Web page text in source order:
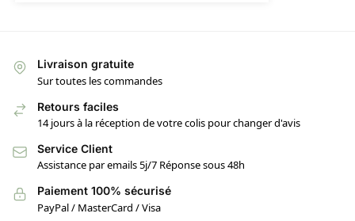
Livraison gratuite
Sur toutes les commandes
Retours faciles
14 jours à la réception de votre colis pour changer d'avis
Service Client
Assistance par emails 5j/7 Réponse sous 48h
Paiement 100% sécurisé
PayPal / MasterCard / Visa